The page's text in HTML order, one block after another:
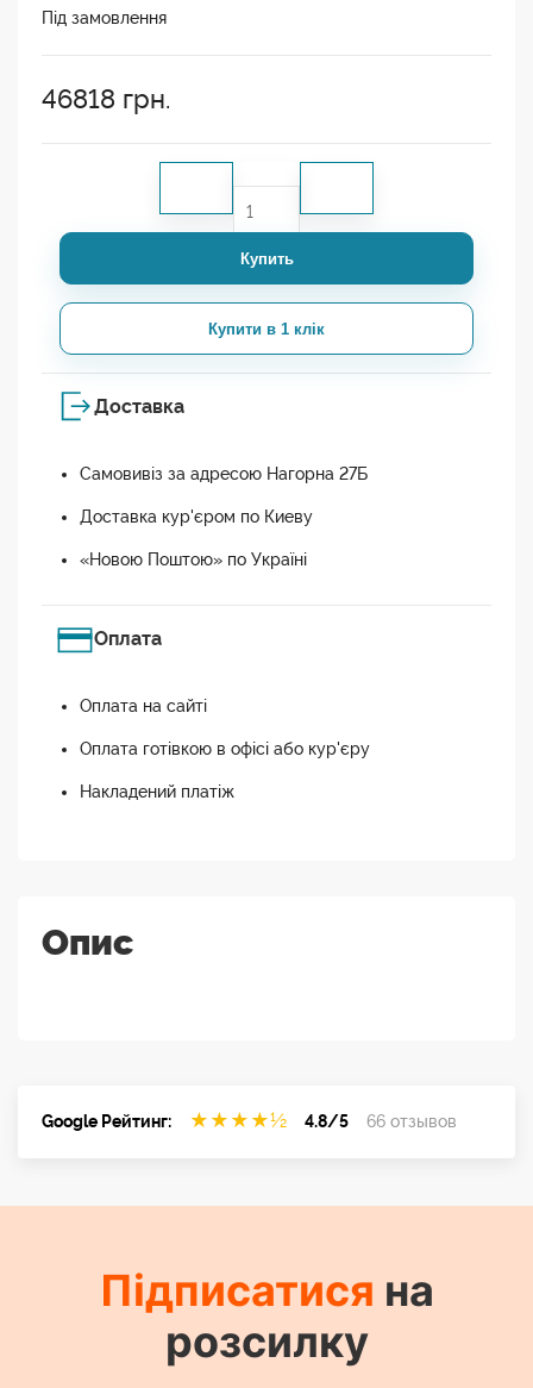
Під замовлення
46818 грн.
Купить
Купити в 1 клік
Доставка
Самовивіз за адресою Нагорна 27Б
Доставка кур'єром по Киеву
«Новою Поштою» по Україні
Оплата
Оплата на сайті
Оплата готівкою в офісі або кур'єру
Накладений платіж
Опис
Google Рейтинг: ★ ★ ★ ★½ 4.8/5 66 отзывов
Підписатися на
розсилку